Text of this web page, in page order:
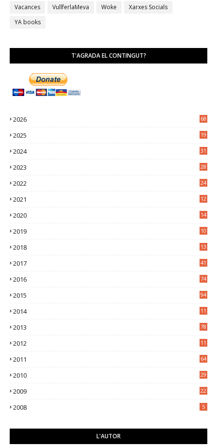
Vacances
VullferlaMeva Woke
Xarxes Socials
YA books
T'AGRADA EL CONTINGUT?
2026 68
2025
19
2024
31
2023
28
2022
24
2021
12
2020
14
2019
10
2018
13
2017 41
2016 74
2015 94
2014
11
2013 78
2012
11
2011 64
2010 29
2009 22
2008 5
L'AUTOR